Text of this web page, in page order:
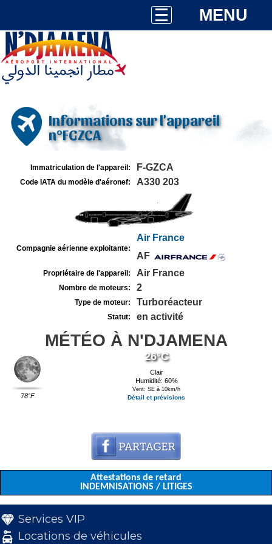
MENU
Informations sur l'appareil
n°FGZCA
Immatriculation de l'appareil: F-GZCA
Code IATA du modèle d'aéronef: A330 203
Compagnie aérienne exploitante:
Air France
AF
Propriétaire de l'appareil: Air France
Nombre de moteurs: 2
Type de moteur: Turboréacteur
Statut: en activité
MÉTÉO À N'DJAMENA
78°F
26°C
Clair
Humidité: 60%
Vent: SE à 10km/h
Détail et prévisions
Attestations de retard
INDEMNISATIONS / LITIGES
Services VIP
Locations de véhicules